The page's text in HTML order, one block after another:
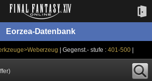
Eorzea-Datenbank
| Gegenst.- stufe :401-500